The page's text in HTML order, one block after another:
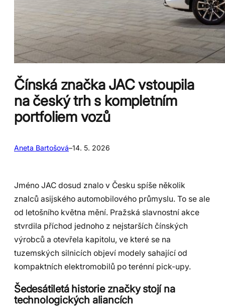
Čínská značka JAC vstoupila
na český trh s kompletním
portfoliem vozů
Aneta Bartošová–14. 5. 2026
Jméno JAC dosud znalo v Česku spíše několik
znalců asijského automobilového průmyslu. To se ale
od letošního května mění. Pražská slavnostní akce
stvrdila příchod jednoho z nejstarších čínských
výrobců a otevřela kapitolu, ve které se na
tuzemských silnicích objeví modely sahající od
kompaktních elektromobilů po terénní pick-upy.
Šedesátiletá historie značky stojí na
technologických aliancích